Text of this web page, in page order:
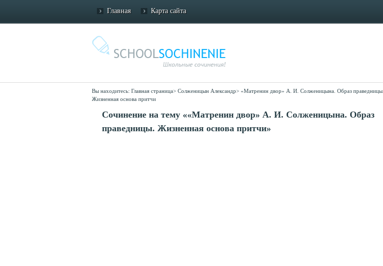
Главная Карта сайта
Вы находитесь: Главная страница> Солженицын Александр> «Матренин двор» А. И. Солженицына. Образ праведницы.
Жизненная основа притчи
Сочинение на тему ««Матренин двор» А. И. Солженицына. Образ
праведницы. Жизненная основа притчи»